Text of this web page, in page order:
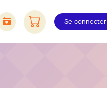
Se connecter